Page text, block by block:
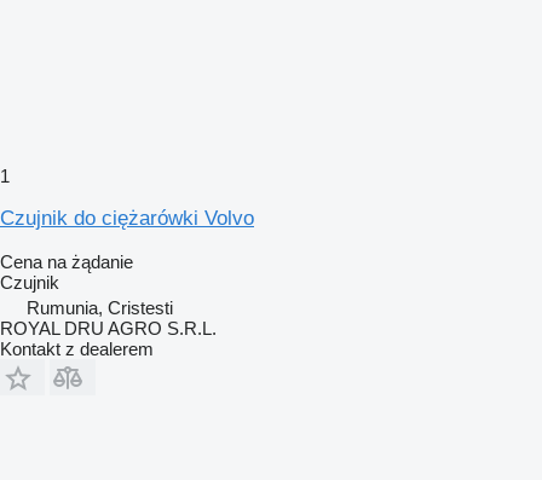
1
Czujnik do ciężarówki Volvo
Cena na żądanie
Czujnik
Rumunia, Cristesti
ROYAL DRU AGRO S.R.L.
Kontakt z dealerem